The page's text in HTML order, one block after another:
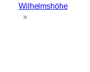
Wilhelmshöhe
»